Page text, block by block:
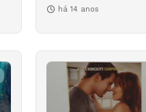
há 14 anos